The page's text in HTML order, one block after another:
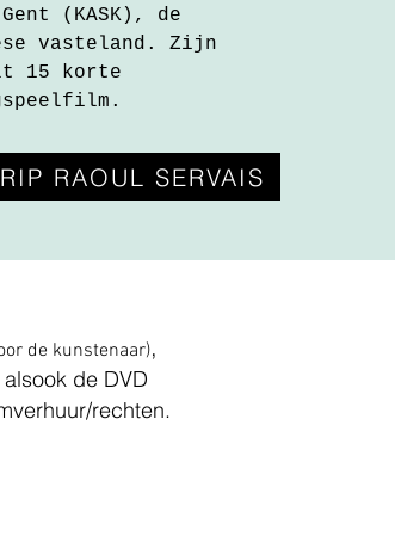
(KASK), de
vasteland. Zijn
15 korte
RIP RAOUL SERVAIS
de kunstenaar),
de DVD
rechten.